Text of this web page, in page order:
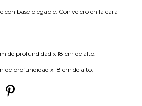
con base plegable. Con velcro en la cara
de profundidad x 18 cm de alto.
de profundidad x 18 cm de alto.